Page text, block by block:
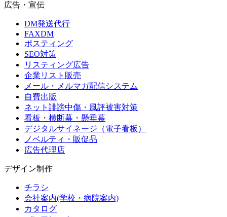
広告・宣伝
DM発送代行
FAXDM
ポスティング
SEO対策
リスティング広告
企業リスト販売
メール・メルマガ配信システム
自費出版
ネット誹謗中傷・風評被害対策
看板・横断幕・懸垂幕
デジタルサイネージ（電子看板）
ノベルティ・販促品
広告代理店
デザイン制作
チラシ
会社案内(学校・病院案内)
カタログ